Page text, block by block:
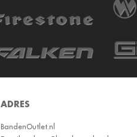
ADRES
BandenOutlet.nl